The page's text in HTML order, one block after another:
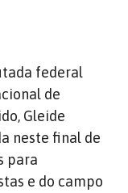
federal
de
Gleide
neste final de
para
e do campo